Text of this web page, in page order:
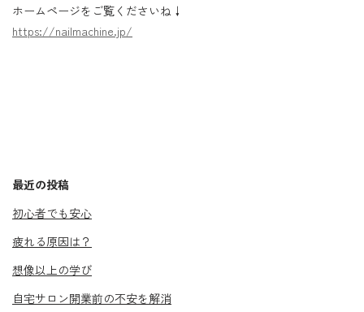
ホームページをご覧くださいね↓
https://nailmachine.jp/
最近の投稿
初心者でも安心
疲れる原因は？
想像以上の学び
自宅サロン開業前の不安を解消